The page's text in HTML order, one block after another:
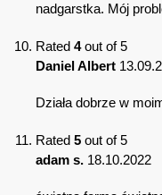
nadgarstka. Mój
Rated 4out of 5
Daniel Albert
Działa dobrze w
Rated 5 out of 5
adam s. 18.10.2022